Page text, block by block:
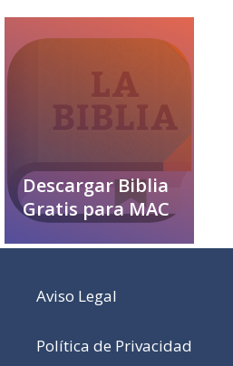
Descargar Biblia
Gratis para MAC
Aviso Legal
Política de Privacidad